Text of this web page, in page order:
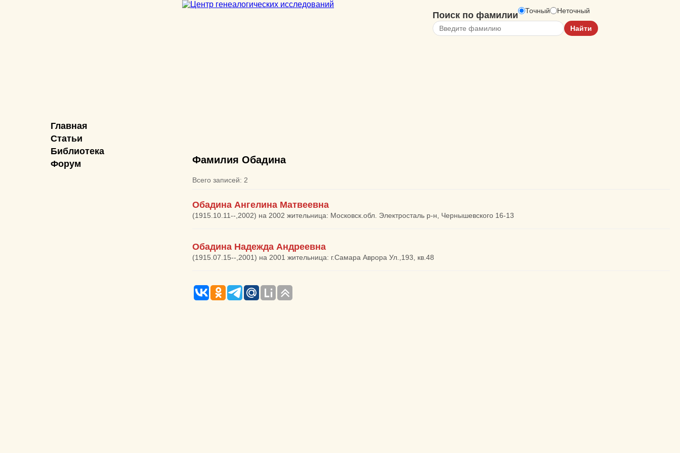
Главная
Статьи
Библиотека
Форум
Поиск по фамилии Точный Неточный
Фамилия Обадина
Всего записей: 2
Обадина Ангелина Матвеевна
(1915.10.11--,2002) на 2002 жительница: Московск.обл. Электросталь р-н, Чернышевского 16-13
Обадина Надежда Андреевна
(1915.07.15--,2001) на 2001 жительница: г.Самара Аврора Ул.,193, кв.48